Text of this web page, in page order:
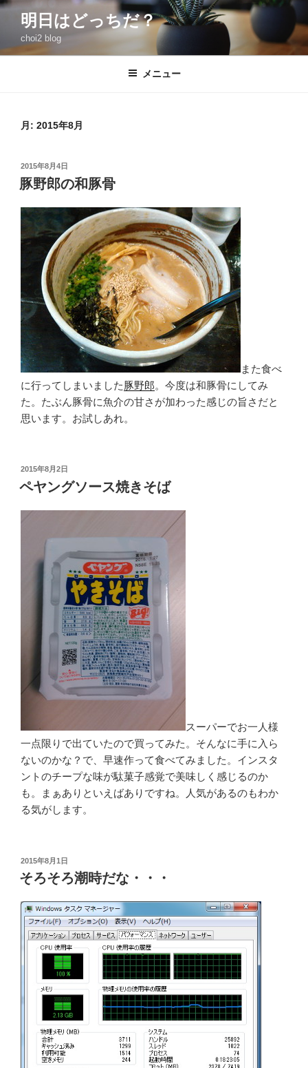
コ
ン
明日はどっちだ？
choi2 blog
メニュー
月: 2015年8月
投
稿
日:
2015年8月4日
豚野郎の和豚骨
また食べ
に行ってしまいました豚野郎。今度は和豚骨にしてみ
た。たぶん豚骨に魚介の甘さが加わった感じの旨さだと
思います。お試しあれ。
投
2015年8月2日
ペヤングソース焼きそば
スーパーでお一人様
一点限りで出ていたので買ってみた。そんなに手に入ら
ないのかな？で、早速作って食べてみました。インスタ
ントのチープな味が駄菓子感覚で美味しく感じるのか
も。まぁありといえばありですね。人気があるのもわか
る気がします。
投
稿
日:
2015年8月1日
そろそろ潮時だな・・・